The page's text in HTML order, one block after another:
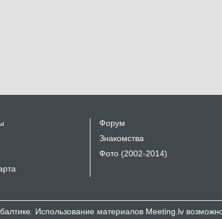
Форум
Знакомства
Фото (2002-2014)
Использование материалов Meeting.lv